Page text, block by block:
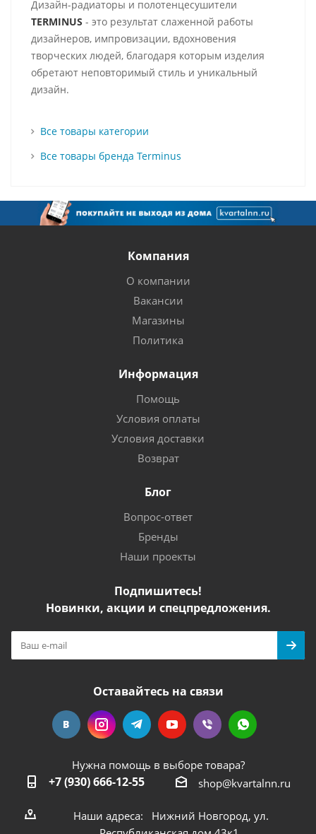
Дизайн-радиаторы и полотенцесушители
TERMINUS - это результат слаженной работы
дизайнеров, импровизации, вдохновения
творческих людей, благодаря которым изделия
обретают неповторимый стиль и уникальный
дизайн.
Все товары категории
Все товары бренда Terminus
Компания
О компании
Вакансии
Магазины
Политика
Информация
Помощь
Условия оплаты
Условия доставки
Возврат
Блог
Вопрос-ответ
Бренды
Наши проекты
Подпишитесь!
Новинки, акции и спецпредложения.
Оставайтесь на связи
Нужна помощь в выборе товара?
+7 (930) 666-12-55 shop@kvartalnn.ru
Наши адреса: Нижний Новгород, ул.